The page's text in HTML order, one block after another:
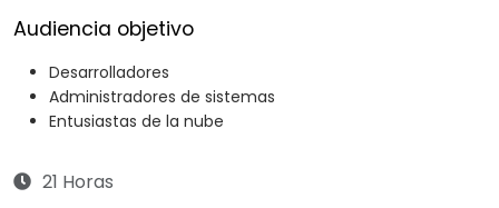
Audiencia objetivo
Desarrolladores
Administradores de sistemas
Entusiastas de la nube
21 Horas